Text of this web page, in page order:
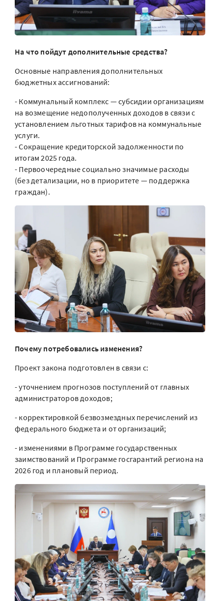
На что пойдут дополнительные средства?
Основные направления дополнительных
бюджетных ассигнований:
- Коммунальный комплекс — субсидии организациям
на возмещение недополученных доходов в связи с
установлением льготных тарифов на коммунальные
услуги.
- Сокращение кредиторской задолженности по
итогам 2025 года.
- Первоочередные социально значимые расходы
(без детализации, но в приоритете — поддержка
граждан).
Почему потребовались изменения?
Проект закона подготовлен в связи с:
- уточнением прогнозов поступлений от главных
администраторов доходов;
- корректировкой безвозмездных перечислений из
федерального бюджета и от организаций;
- изменениями в Программе государственных
заимствований и Программе госгарантий региона на
2026 год и плановый период.